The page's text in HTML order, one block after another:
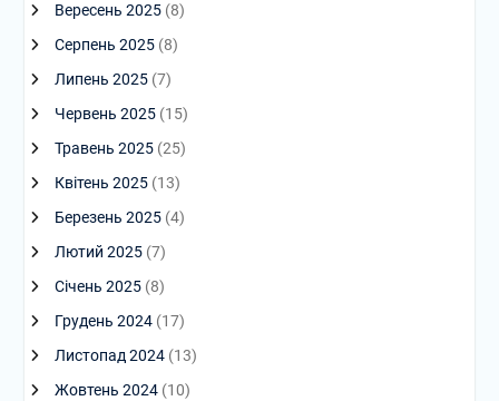
Вересень 2025(8)
Серпень 2025(8)
Липень 2025(7)
Червень 2025(15)
Травень 2025(25)
Квітень 2025(13)
Березень 2025(4)
Лютий 2025(7)
Січень 2025(8)
Грудень 2024(17)
Листопад 2024(13)
Жовтень 2024(10)